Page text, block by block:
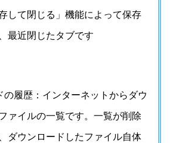
して閉じる」機能によって保存
最近閉じたタブです
の履歴：インターネットからダウ
ァイルの一覧です。一覧が削除
ダウンロードしたファイル自体